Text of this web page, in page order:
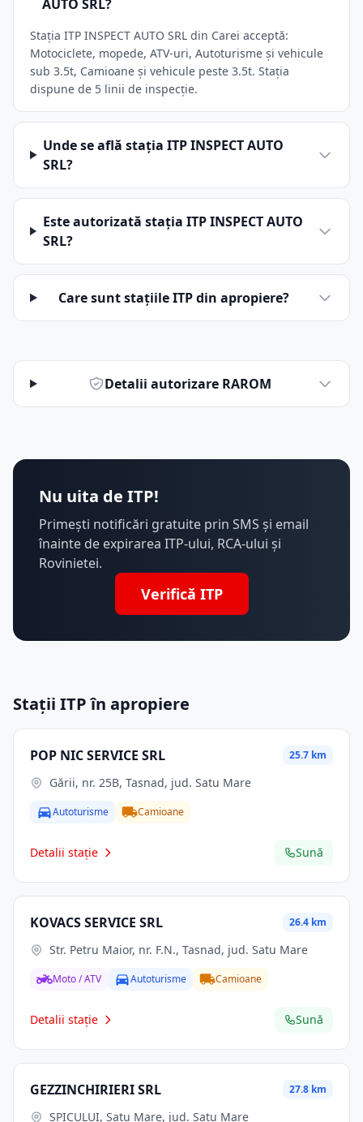
AUTO SRL?
Stația ITP INSPECT AUTO SRL din Carei acceptă:
Motociclete, mopede, ATV-uri, Autoturisme și vehicule
sub 3.5t, Camioane și vehicule peste 3.5t. Stația
dispune de 5 linii de inspecție.
Unde se află stația ITP INSPECT AUTO
SRL?
Este autorizată stația ITP INSPECT AUTO
SRL?
Care sunt stațiile ITP din apropiere?
Detalii autorizare RAROM
Nu uita de ITP!
Primești notificări gratuite prin SMS și email
înainte de expirarea ITP-ului, RCA-ului și
Rovinietei.
Verifică ITP
Stații ITP în apropiere
POP NIC SERVICE SRL 25.7 km
Gării, nr. 25B, Tasnad, jud. Satu Mare
Autoturisme Camioane
Detalii stație Sună
KOVACS SERVICE SRL 26.4 km
Str. Petru Maior, nr. F.N., Tasnad, jud. Satu Mare
Moto / ATV Autoturisme Camioane
Detalii stație Sună
GEZZINCHIRIERI SRL 27.8 km
SPICULUI, Satu Mare, jud. Satu Mare